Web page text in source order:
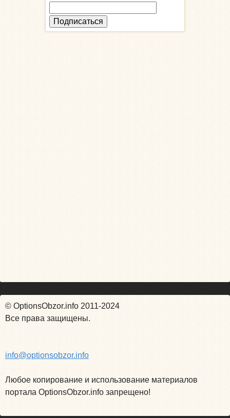
© OptionsObzor.info 2011-2024
Все права защищены.
info@optionsobzor.info
Любое копирование и использование материалов
портала OptionsObzor.info запрещено!